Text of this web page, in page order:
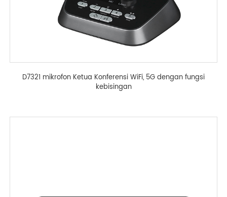
D7321 mikrofon Ketua Konferensi WiFi, 5G dengan fungsi
kebisingan